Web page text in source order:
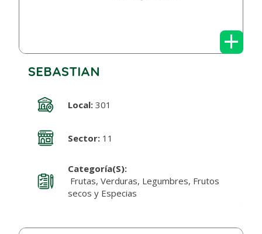
+
SEBASTIAN
Local:301
Sector:11
Categoría(s):
Frutas, Verduras, Legumbres, Frutos
secos y Especias